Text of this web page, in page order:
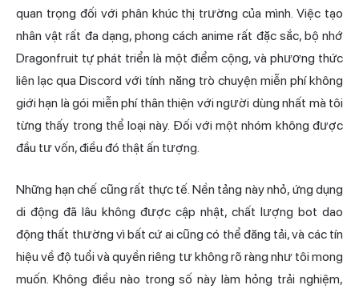
quan trọng đối với phân khúc thị trường của mình. Việc tạo
nhân vật rất đa dạng, phong cách anime rất đặc sắc, bộ nhớ
Dragonfruit tự phát triển là một điểm cộng, và phương thức
liên lạc qua Discord với tính năng trò chuyện miễn phí không
giới hạn là gói miễn phí thân thiện với người dùng nhất mà tôi
từng thấy trong thể loại này. Đối với một nhóm không được
đầu tư vốn, điều đó thật ấn tượng.
Những hạn chế cũng rất thực tế. Nền tảng này nhỏ, ứng dụng
di động đã lâu không được cập nhật, chất lượng bot dao
động thất thường vì bất cứ ai cũng có thể đăng tải, và các tín
hiệu về độ tuổi và quyền riêng tư không rõ ràng như tôi mong
muốn. Không điều nào trong số này làm hỏng trải nghiệm,